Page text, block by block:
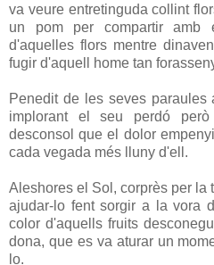
va veure entretinguda collint
un pom per compartir amb
d'aquelles flors mentre
fugir d'aquell home tan
Penedit de les seves paraules
implorant el seu perdó
desconsol que el dolor
cada vegada més lluny d'ell.
Aleshores el Sol, corprès per la
ajudar-lo fent sorgir a la vora
color d'aquells fruits
dona, que es va aturar un
lo.